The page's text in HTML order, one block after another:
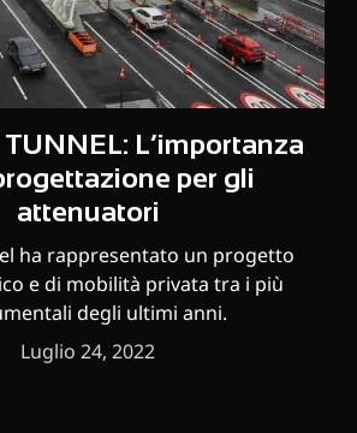
L’importanza
per gli
attenuatori
ha rappresentato un progetto
e di mobilità privata tra i più
degli ultimi anni.
Luglio 24, 2022